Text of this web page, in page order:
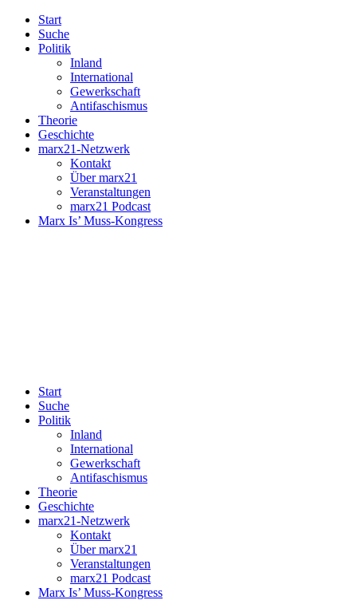
Start
Suche
Politik
Inland
International
Gewerkschaft
Antifaschismus
Theorie
Geschichte
marx21-Netzwerk
Kontakt
Über marx21
Veranstaltungen
marx21 Podcast
Marx Is’ Muss-Kongress
Start
Suche
Politik
Inland
International
Gewerkschaft
Antifaschismus
Theorie
Geschichte
marx21-Netzwerk
Kontakt
Über marx21
Veranstaltungen
marx21 Podcast
Marx Is’ Muss-Kongress